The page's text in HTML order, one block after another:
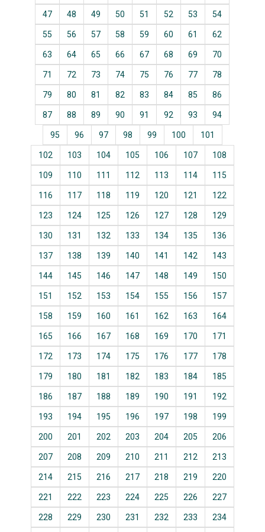
47 48 49 50 51 52 53 54
55 56 57 58 59 60 61 62
63 64 65 66 67 68 69 70
71 72 73 74 75 76 77 78
79 80 81 82 83 84 85 86
87 88 89 90 91 92 93 94
95 96 97 98 99 100 101
102 103 104 105 106 107 108
109 110 111 112 113 114 115
116 117 118 119 120 121 122
123 124 125 126 127 128 129
130 131 132 133 134 135 136
137 138 139 140 141 142 143
144 145 146 147 148 149 150
151 152 153 154 155 156 157
158 159 160 161 162 163 164
165 166 167 168 169 170 171
172 173 174 175 176 177 178
179 180 181 182 183 184 185
186 187 188 189 190 191 192
193 194 195 196 197 198 199
200 201 202 203 204 205 206
207 208 209 210 211 212 213
214 215 216 217 218 219 220
221 222 223 224 225 226 227
228 229 230 231 232 233 234